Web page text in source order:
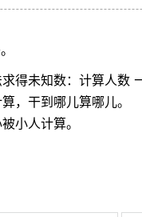
得未知数：计算人数
，干到哪儿算哪儿。
小人计算。